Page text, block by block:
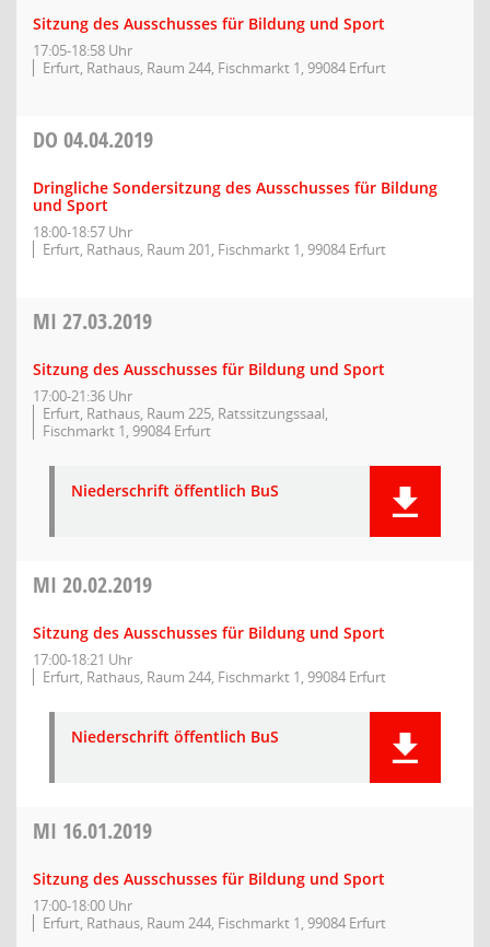
Sitzung des Ausschusses für Bildung und Sport
17:05-18:58 Uhr
Erfurt, Rathaus, Raum 244, Fischmarkt 1, 99084 Erfurt
DO 04.04.2019
Dringliche Sondersitzung des Ausschusses für Bildung
und Sport
18:00-18:57 Uhr
Erfurt, Rathaus, Raum 201, Fischmarkt 1, 99084 Erfurt
MI 27.03.2019
Sitzung des Ausschusses für Bildung und Sport
17:00-21:36 Uhr
Erfurt, Rathaus, Raum 225, Ratssitzungssaal,
Fischmarkt 1, 99084 Erfurt
Niederschrift öffentlich BuS
MI 20.02.2019
Sitzung des Ausschusses für Bildung und Sport
17:00-18:21 Uhr
Erfurt, Rathaus, Raum 244, Fischmarkt 1, 99084 Erfurt
Niederschrift öffentlich BuS
MI 16.01.2019
Sitzung des Ausschusses für Bildung und Sport
17:00-18:00 Uhr
Erfurt, Rathaus, Raum 244, Fischmarkt 1, 99084 Erfurt